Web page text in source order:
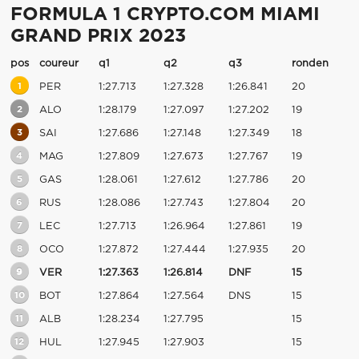
FORMULA 1 CRYPTO.COM MIAMI
GRAND PRIX 2023
pos coureur q1 q2 q3 ronden
1 PER 1:27.713 1:27.328 1:26.841 20
2 ALO 1:28.179 1:27.097 1:27.202 19
3 SAI 1:27.686 1:27.148 1:27.349 18
4 MAG 1:27.809 1:27.673 1:27.767 19
5 GAS 1:28.061 1:27.612 1:27.786 20
6 RUS 1:28.086 1:27.743 1:27.804 20
7 LEC 1:27.713 1:26.964 1:27.861 19
8 OCO 1:27.872 1:27.444 1:27.935 20
9 VER 1:27.363 1:26.814 DNF 15
10 BOT 1:27.864 1:27.564 DNS 15
11 ALB 1:28.234 1:27.795 15
12 HUL 1:27.945 1:27.903 15